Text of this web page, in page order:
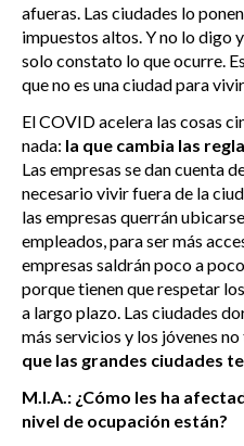
afueras. Las ciudades lo
impuestos altos. Y no lo digo
solo constato lo que ocurre.
que no es una ciudad para
El COVID acelera las cosas
nada: la que cambia las
Las empresas se dan cuenta
necesario vivir fuera de la
las empresas querrán
empleados, para ser más
empresas saldrán poco a
porque tienen que respetar
a largo plazo. Las ciudades
más servicios y los jóvenes
que las grandes ciudades
M.I.A.: ¿Cómo les ha
nivel de ocupación están?